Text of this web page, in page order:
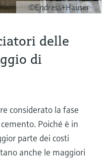
©Endress+Hauser
delle
di
considerato la fase
Poiché è in
parte dei costi
anche le maggiori